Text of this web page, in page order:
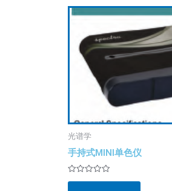
光谱学
手持式MINI单色仪
评